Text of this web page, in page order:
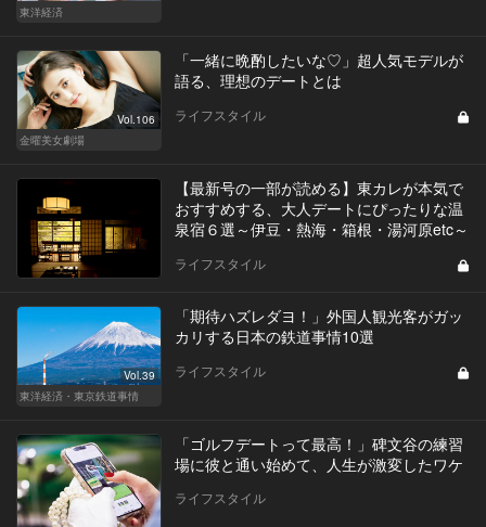
東洋経済
Vol.106
金曜美女劇場
「一緒に晩酌したいな♡」超人気モデルが
語る、理想のデートとは
ライフスタイル
【最新号の一部が読める】東カレが本気で
おすすめする、大人デートにぴったりな温
泉宿６選～伊豆・熱海・箱根・湯河原etc～
ライフスタイル
Vol.39
東洋経済・東京鉄道事情
「期待ハズレダヨ！」外国人観光客がガッ
カリする日本の鉄道事情10選
ライフスタイル
「ゴルフデートって最高！」碑文谷の練習
場に彼と通い始めて、人生が激変したワケ
ライフスタイル